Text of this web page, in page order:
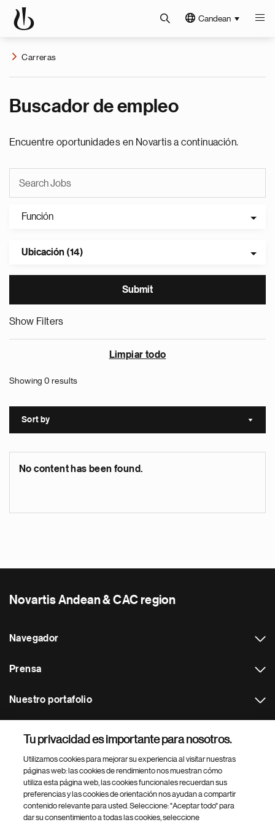
Candean
Carreras
Buscador de empleo
Encuentre oportunidades en Novartis a continuación.
Función
Ubicación (14)
Show Filters
Limpiar todo
Showing 0 results
Sort by Sort
No content has been found.
Novartis Andean & CAC region
Navegador
Prensa
Nuestro portafolio
Footer Site Search
Tu privacidad es importante para nosotros.
Utilizamos cookies para mejorar su experiencia al visitar nuestras
páginas web: las cookies de rendimiento nos muestran cómo
utiliza esta página web, las cookies funcionales recuerdan sus
preferencias y las cookies de orientación nos ayudan a compartir
contenido relevante para usted. Seleccione: "Aceptar todo" para
dar su consentimiento a todas las cookies, seleccione